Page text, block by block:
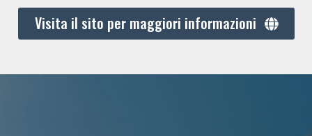
Visita il sito per maggiori informazioni